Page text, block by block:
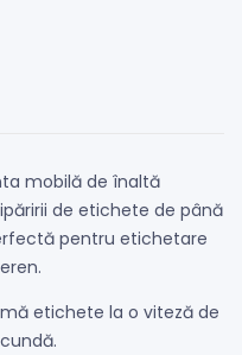
mobilă de înaltă
de etichete de până
pentru etichetare
etichete la o viteză de